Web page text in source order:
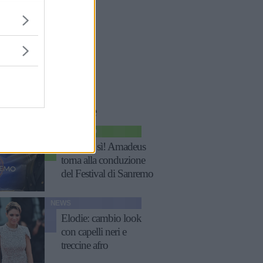
storiecorrelate
SPETTACOLO
Ha detto sì! Amadeus
torna alla conduzione
del Festival di Sanremo
Elodie: cambio look
con capelli neri e
treccine afro